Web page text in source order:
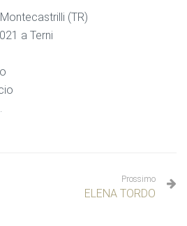
(TR)
a Terni
Prossimo
ELENA TORDO